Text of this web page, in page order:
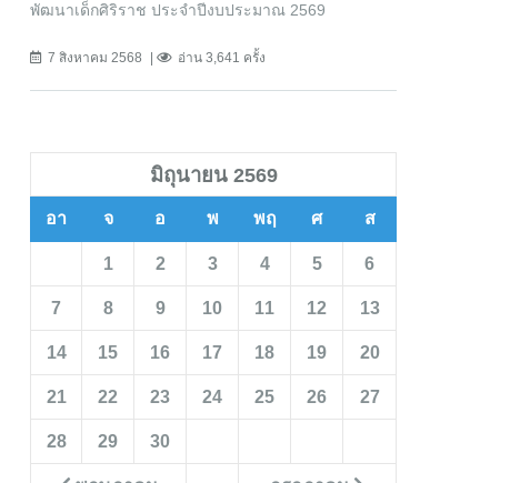
พัฒนาเด็กศิริราช ประจำปีงบประมาณ 2569
7 สิงหาคม 2568 อ่าน 3,641 ครั้ง
มิถุนายน 2569
อา จ อ พ พฤ ศ ส
1 2 3 4 5 6
7 8 9 10 11 12 13
14 15 16 17 18 19 20
21 22 23 24 25 26 27
28 29 30